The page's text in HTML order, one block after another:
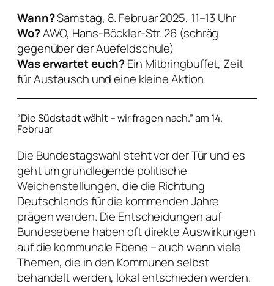
Wann?Samstag, 8. Februar 2025, 11–13 Uhr
Wo?AWO, Hans-Böckler-Str. 26 (schräg
gegenüber der Auefeldschule)
Was erwartet euch?Ein Mitbringbuffet, Zeit
für Austausch und eine kleine Aktion.
“Die Südstadt wählt – wir fragen nach.” am 14.
Februar
Die Bundestagswahl steht vor der Tür und es
geht um grundlegende politische
Weichenstellungen, die die Richtung
Deutschlands für die kommenden Jahre
prägen werden. Die Entscheidungen auf
Bundesebene haben oft direkte Auswirkungen
auf die kommunale Ebene – auch wenn viele
Themen, die in den Kommunen selbst
behandelt werden, lokal entschieden werden.